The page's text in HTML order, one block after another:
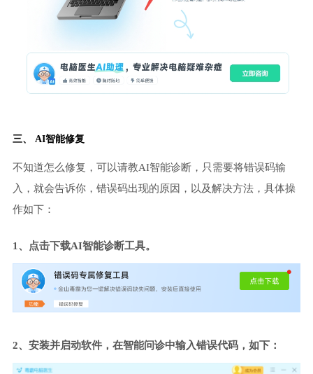
三、 AI智能修复
不知道怎么修复，可以请教AI智能诊断，只需要将错误码输
入，就会告诉你，错误码出现的原因，以及解决方法，具体操
作如下：
1、点击下载AI智能诊断工具。
2、安装并启动软件，在智能问诊中输入错误代码，如下：